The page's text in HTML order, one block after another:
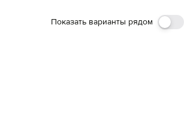
Показать варианты рядом